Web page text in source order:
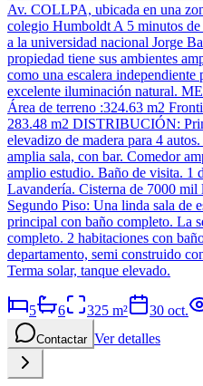
Av. COLLPA, ubicada en una
colegio Humboldt A 5 minutos
a la universidad nacional Jorge
propiedad tiene sus ambientes
como una escalera
excelente iluminación natural.
Área de terreno :324.63 m2
283.48 m2 DISTRIBUCIÓN:
elevadizo de madera para 4
amplia sala, con bar. Comedor
amplio estudio. Baño de visita. 1
Lavandería. Cisterna de 7000 mil
Segundo Piso: Una linda sala de
principal con baño completo. La
completo. 2 habitaciones con
departamento, semi construido
Terma solar, tanque elevado.
5 6 325 m² 30 oct.
Contactar Ver detalles